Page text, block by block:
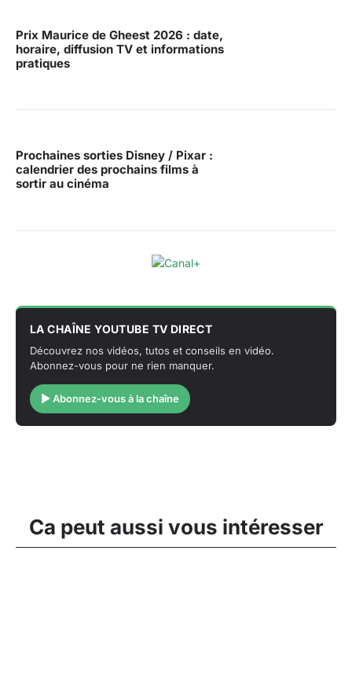
Prix Maurice de Gheest 2026 : date,
horaire, diffusion TV et informations
pratiques
Prochaines sorties Disney / Pixar :
calendrier des prochains films à
sortir au cinéma
LA CHAÎNE YOUTUBE TV DIRECT
Découvrez nos vidéos, tutos et conseils en vidéo.
Abonnez-vous pour ne rien manquer.
▶ Abonnez-vous à la chaîne
Ca peut aussi vous intéresser